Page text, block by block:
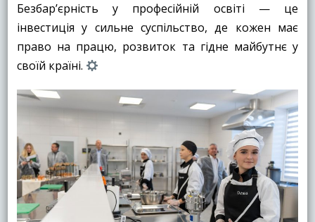
Безбар’єрність у професійній освіті — це
інвестиція у сильне суспільство, де кожен має
право на працю, розвиток та гідне майбутнє у
своїй країні.